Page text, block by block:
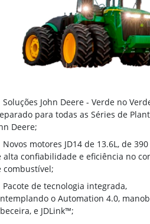
Soluções John Deere - Verde no
para todas as Séries de
Deere;
Novos motores JD14 de 13.6L, de
alta confiabilidade e eficiência no
combustível;
Pacote de tecnologia integrada,
o Automation 4.0,
e JDLink™;